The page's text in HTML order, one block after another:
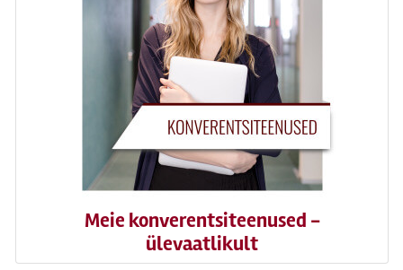
Meie konverentsiteenused -
ülevaatlikult